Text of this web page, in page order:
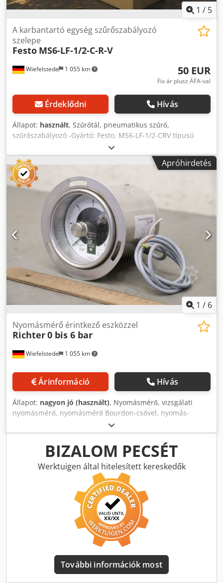
1 / 5
Wiefelstede 1 055 km
A karbantartó egység szűrőszabályozó
szelepe
Festo MS6-LF-1/2-C-R-V
50 EUR
Fix ár plusz ÁFA-val
Érdeklődni Hívás
Állapot: használt, Szűrőtál, pneumatikus szűrő,
szűrőszabályozó -Gyártó: Festo, MS6-LF-1/2-CRV típusú
pneumatikus szűrő -Csatlakozás: G1 / 2 -Nyomás: max. 12
bar - Ára: darabonként - Szám: 3 Stück - Méretdoboz:
280/120 / H150 mm - Súly: 0,7 kg / Stück Dedpjfvqvgjfx
Amrskr
Apróhirdetés
1 / 6
Wiefelstede 1 055 km
Nyomásmérő érintkező eszközzel
Richter0 bis 6 bar
Árinformáció Hívás
Állapot: nagyon jó (használt), Nyomásmérő, vizsgálati
nyomásmérő, nyomásmérő Bourdon-csővel, nyomás-
hőmérséklet mérési technológia, érintkező nyomásmérő
Dksdpfxeiraxus Amrjr -Gyártó: Richter, Nyomásmérő
nyomásmérő nyomásmérő végálláskapcsolóval -típus: 0-6
bar -Határkapcsoló: M1 típus -illesztés: lásd fotók -Méret:
170/135/H135 mm -Súly: 2,1 kg
BIZALOM PECSÉT
Werktuigen által hitelesített kereskedők
További információk most